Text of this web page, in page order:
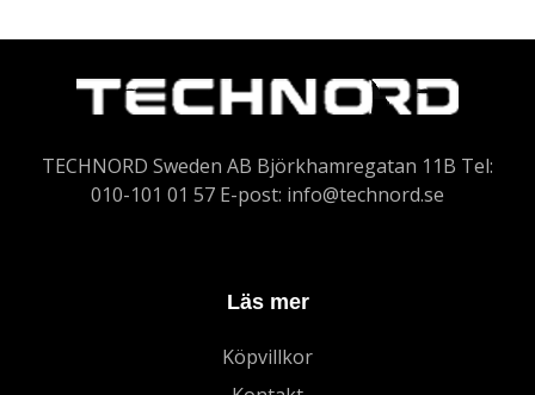
TECHNORD Sweden AB Björkhamregatan 11B Tel:
010-101 01 57 E-post: info@technord.se
Läs mer
Köpvillkor